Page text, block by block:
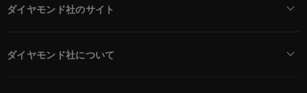
ダイヤモンド社のサイト
ダイヤモンド社について